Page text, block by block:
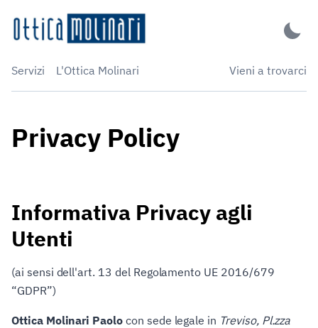
Servizi L'Ottica Molinari Vieni a trovarci
Privacy Policy
Informativa Privacy agli
Utenti
(ai sensi dell'art. 13 del Regolamento UE 2016/679
“GDPR”)
Ottica Molinari Paolo con sede legale in Treviso, Pl.zza